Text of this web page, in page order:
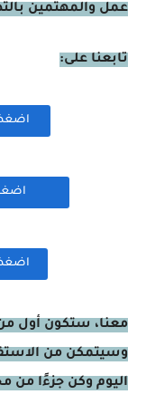
عمل والمهتمين
تابعنا على:
اضغظ
اضغظ
معنا، ستكون أول
وسيتمكن من
اليوم وكن جزءًا من